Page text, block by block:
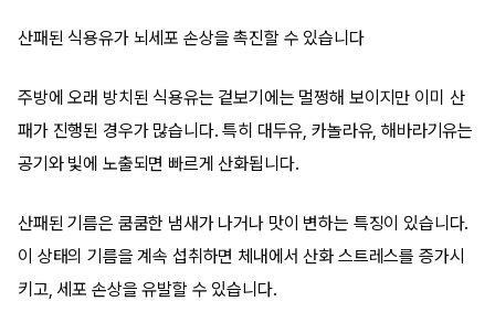
산패된 식용유가 뇌세포 손상을 촉진할 수 있습니다
주방에 오래 방치된 식용유는 겉보기에는 멀쩡해 보이지만 이미 산
패가 진행된 경우가 많습니다. 특히 대두유, 카놀라유, 해바라기유는
공기와 빛에 노출되면 빠르게 산화됩니다.
산패된 기름은 쿰쿰한 냄새가 나거나 맛이 변하는 특징이 있습니다.
이 상태의 기름을 계속 섭취하면 체내에서 산화 스트레스를 증가시
키고, 세포 손상을 유발할 수 있습니다.